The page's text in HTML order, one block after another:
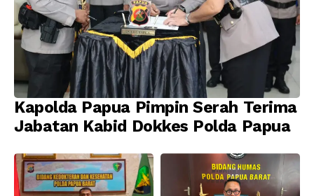
Kapolda Papua Pimpin Serah Terima
Jabatan Kabid Dokkes Polda Papua